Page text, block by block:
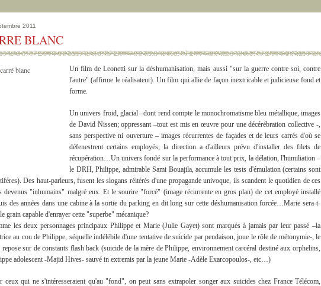
2011
BLANC
Un film de Leonetti sur la déshumanisation, mais aussi "sur la guerre contre soi, contre
l'autre" (affirme le réalisateur). Un film qui allie de façon inextricable et judicieuse fond et
forme.
Un univers froid, glacial –dont rend compte le monochromatisme bleu métallique, images
de David Nissen; oppressant –tout est mis en œuvre pour une décérébration collective -,
sans perspective ni ouverture – images récurrentes de façades et de leurs carrés d'où se
défenestrent certains employés; la direction a d'ailleurs prévu d'installer des filets de
récupération…Un univers fondé sur la performance à tout prix, la délation, l'humiliation –
le DRH, Philippe, admirable Sami Bouajila, accumule les tests d'émulation (certains sont
Des haut-parleurs, fusent les slogans réitérés d'une propagande univoque, ils scandent le quotidien de ces
devenus "inhumains" malgré eux. Et le sourire "forcé" (image récurrente en gros plan) de cet employé installé
des années dans une cabine à la sortie du parking en dit long sur cette déshumanisation forcée…Marie sera-t-
grain capable d'enrayer cette "superbe" mécanique?
les deux personnages principaux Philippe et Marie (Julie Gayet) sont marqués à jamais par leur passé –la
au cou de Philippe, séquelle indélébile d'une tentative de suicide par pendaison, joue le rôle de métonymie-, le
sur de constants flash back (suicide de la mère de Philippe, environnement carcéral destiné aux orphelins,
adolescent -Majid Hives- sauvé in extremis par la jeune Marie -Adèle Exarcopoulos-, etc…)
ceux qui ne s'intéresseraient qu'au "fond", on peut sans extrapoler songer aux suicides chez France Télécom,